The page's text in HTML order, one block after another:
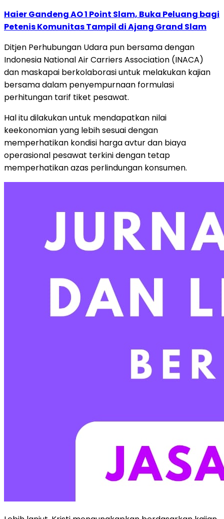
Haier Gandeng AO 1 Point Slam, Buka Peluang bagi
Petenis Komunitas Tampil di Ajang Grand Slam
Ditjen Perhubungan Udara pun bersama dengan
Indonesia National Air Carriers Association (INACA)
dan maskapai berkolaborasi untuk melakukan kajian
bersama dalam penyempurnaan formulasi
perhitungan tarif tiket pesawat.
Hal itu dilakukan untuk mendapatkan nilai
keekonomian yang lebih sesuai dengan
memperhatikan kondisi harga avtur dan biaya
operasional pesawat terkini dengan tetap
memperhatikan azas perlindungan konsumen.